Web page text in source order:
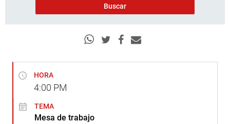
HORA
4:00 PM
TEMA
Mesa de trabajo